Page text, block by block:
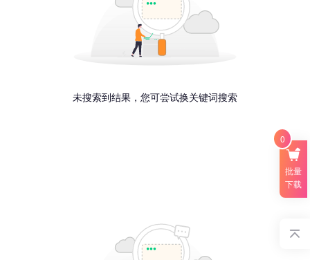
未搜索到结果，您可尝试换关键词搜索
批量
下载
0